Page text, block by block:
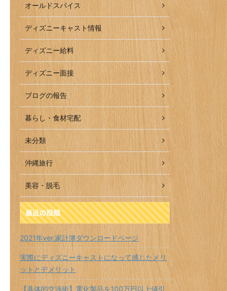
オールドスパイス
ディズニーキャスト情報
ディズニー給料
ディズニー面接
ブログの報告
暮らし・食材宅配
未分類
沖縄旅行
美容・脱毛
最近の投稿
2021年ver.家計簿ダウンロードページ
実際にディズニーキャストになって感じたメリ
ットとデメリット
【具体的交渉術】電化製品を100万円以上値引